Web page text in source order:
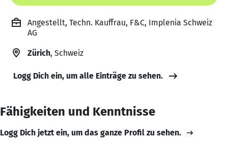
Angestellt, Techn. Kauffrau, F&C, Implenia Schweiz
AG
Zürich, Schweiz
Logg Dich ein, um alle Einträge zu sehen.
Fähigkeiten und Kenntnisse
Logg Dich jetzt ein, um das ganze Profil zu sehen.